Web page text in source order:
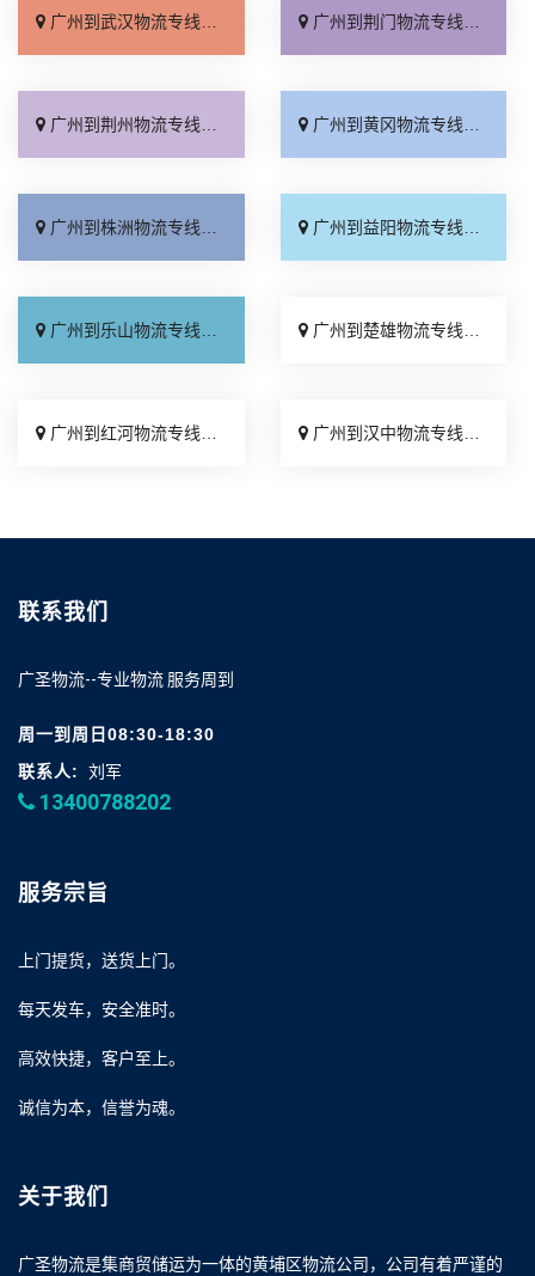
广州到武汉物流专线_天天发车「运价实惠」 广州到荆门物流专线_价位合理「多久时间」
广州到荆州物流专线_专业可靠「不随意加价」 广州到黄冈物流专线_需要几天「多久时间」
广州到株洲物流专线_不随意加价「直达不中转」 广州到益阳物流专线_计费标准「直达不中转」
广州到乐山物流专线_送货到门「资质齐全」 广州到楚雄物流专线_限时必达「直达特快专线」
广州到红河物流专线_按时送达「门到门接送」 广州到汉中物流专线_按时送达「运价行情」
联系我们
广圣物流--专业物流 服务周到
周一到周日08:30-18:30
联系人:
刘军
13400788202
服务宗旨
上门提货，送货上门。
每天发车，安全准时。
高效快捷，客户至上。
诚信为本，信誉为魂。
关于我们
广圣物流是集商贸储运为一体的黄埔区物流公司，公司有着严谨的